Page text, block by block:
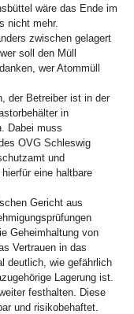
wäre das Ende im
nicht mehr.
zwischen gelagert
soll den Müll
wer Atommüll
der Betreiber ist in der
in
Dabei muss
OVG Schleswig
und
eine haltbare
Gericht aus
Geheimhaltung von
Vertrauen in das
deutlich, wie gefährlich
Lagerung ist.
festhalten. Diese
und risikobehaftet.